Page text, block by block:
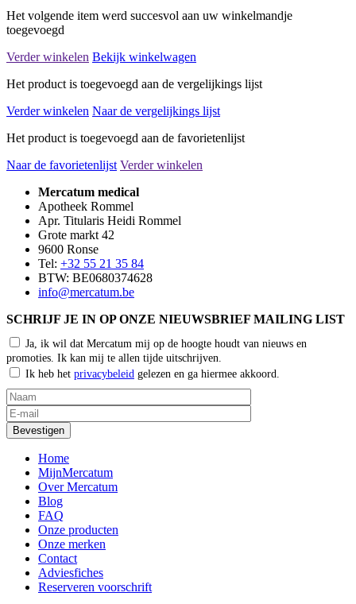
Het volgende item werd succesvol aan uw winkelmandje
toegevoegd
Verder winkelen Bekijk winkelwagen
Het product is toegevoegd aan de vergelijkings lijst
Verder winkelen Naar de vergelijkings lijst
Het product is toegevoegd aan de favorietenlijst
Naar de favorietenlijst Verder winkelen
Mercatum medical
Apotheek Rommel
Apr. Titularis Heidi Rommel
Grote markt 42
9600 Ronse
Tel: +32 55 21 35 84
BTW: BE0680374628
info@mercatum.be
SCHRIJF JE IN OP ONZE NIEUWSBRIEF MAILING LIST
Ja, ik wil dat Mercatum mij op de hoogte houdt van nieuws en
promoties. Ik kan mij te allen tijde uitschrijven.
Ik heb het privacybeleid gelezen en ga hiermee akkoord.
Home
MijnMercatum
Over Mercatum
Blog
FAQ
Onze producten
Onze merken
Contact
Adviesfiches
Reserveren voorschrift